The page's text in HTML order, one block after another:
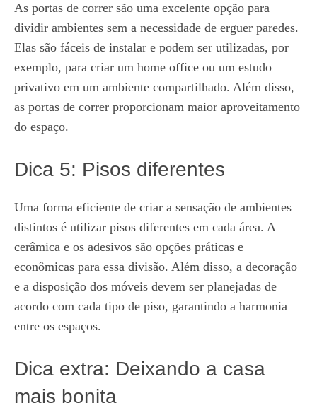
As portas de correr são uma excelente opção para
dividir ambientes sem a necessidade de erguer paredes.
Elas são fáceis de instalar e podem ser utilizadas, por
exemplo, para criar um home office ou um estudo
privativo em um ambiente compartilhado. Além disso,
as portas de correr proporcionam maior aproveitamento
do espaço.
Dica 5: Pisos diferentes
Uma forma eficiente de criar a sensação de ambientes
distintos é utilizar pisos diferentes em cada área. A
cerâmica e os adesivos são opções práticas e
econômicas para essa divisão. Além disso, a decoração
e a disposição dos móveis devem ser planejadas de
acordo com cada tipo de piso, garantindo a harmonia
entre os espaços.
Dica extra: Deixando a casa
mais bonita